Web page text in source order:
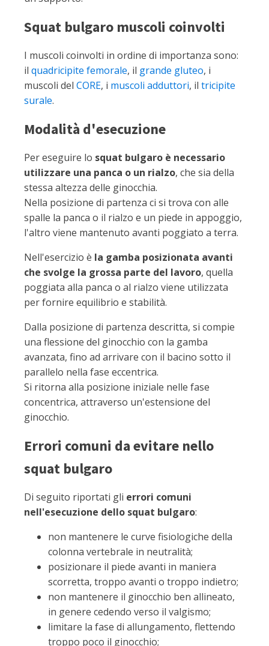
Squat bulgaro muscoli coinvolti
I muscoli coinvolti in ordine di importanza sono:
il quadricipite femorale, il grande gluteo, i
muscoli del CORE, i muscoli adduttori, il tricipite
surale.
Modalità d'esecuzione
Per eseguire lo squat bulgaro è necessario
utilizzare una panca o un rialzo, che sia della
stessa altezza delle ginocchia.
Nella posizione di partenza ci si trova con alle
spalle la panca o il rialzo e un piede in appoggio,
l'altro viene mantenuto avanti poggiato a terra.
Nell'esercizio è la gamba posizionata avanti
che svolge la grossa parte del lavoro, quella
poggiata alla panca o al rialzo viene utilizzata
per fornire equilibrio e stabilità.
Dalla posizione di partenza descritta, si compie
una flessione del ginocchio con la gamba
avanzata, fino ad arrivare con il bacino sotto il
parallelo nella fase eccentrica.
Si ritorna alla posizione iniziale nelle fase
concentrica, attraverso un'estensione del
ginocchio.
Errori comuni da evitare nello
squat bulgaro
Di seguito riportati gli errori comuni
nell'esecuzione dello squat bulgaro:
non mantenere le curve fisiologiche della
colonna vertebrale in neutralità;
posizionare il piede avanti in maniera
scorretta, troppo avanti o troppo indietro;
non mantenere il ginocchio ben allineato,
in genere cedendo verso il valgismo;
limitare la fase di allungamento, flettendo
troppo poco il ginocchio;